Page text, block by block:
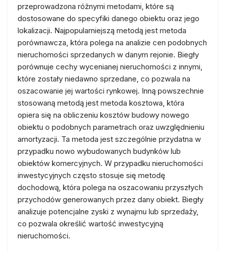
przeprowadzona różnymi metodami, które są
dostosowane do specyfiki danego obiektu oraz jego
lokalizacji. Najpopularniejszą metodą jest metoda
porównawcza, która polega na analizie cen podobnych
nieruchomości sprzedanych w danym rejonie. Biegły
porównuje cechy wycenianej nieruchomości z innymi,
które zostały niedawno sprzedane, co pozwala na
oszacowanie jej wartości rynkowej. Inną powszechnie
stosowaną metodą jest metoda kosztowa, która
opiera się na obliczeniu kosztów budowy nowego
obiektu o podobnych parametrach oraz uwzględnieniu
amortyzacji. Ta metoda jest szczególnie przydatna w
przypadku nowo wybudowanych budynków lub
obiektów komercyjnych. W przypadku nieruchomości
inwestycyjnych często stosuje się metodę
dochodową, która polega na oszacowaniu przyszłych
przychodów generowanych przez dany obiekt. Biegły
analizuje potencjalne zyski z wynajmu lub sprzedaży,
co pozwala określić wartość inwestycyjną
nieruchomości.